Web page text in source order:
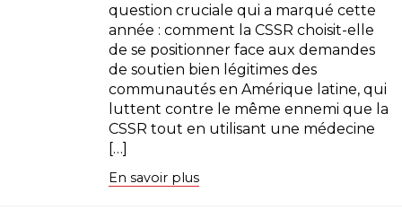
question cruciale qui a marqué cette
année : comment la CSSR choisit-elle
de se positionner face aux demandes
de soutien bien légitimes des
communautés en Amérique latine, qui
luttent contre le même ennemi que la
CSSR tout en utilisant une médecine
[…]
En savoir plus